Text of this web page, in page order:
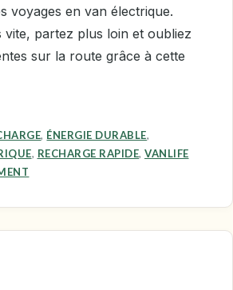
voyages en van électrique.
vite, partez plus loin et oubliez
sur la route grâce à cette
, ÉNERGIE DURABLE,
, RECHARGE RAPIDE, VANLIFE